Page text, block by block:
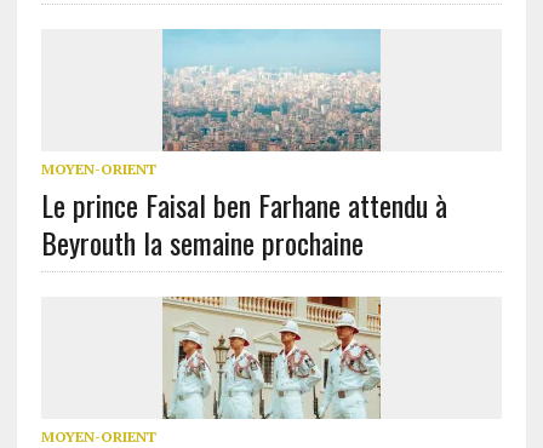
MOYEN-ORIENT
Le prince Faisal ben Farhane attendu à
Beyrouth la semaine prochaine
MOYEN-ORIENT